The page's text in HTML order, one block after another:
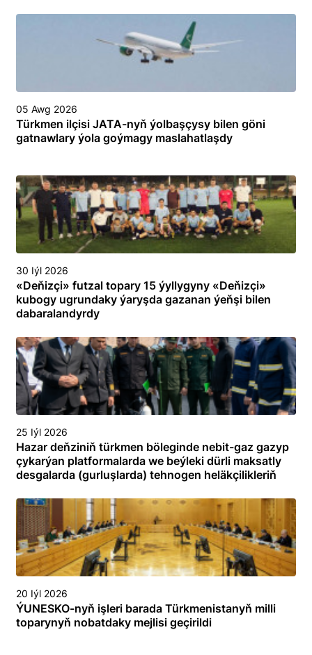
05 Awg 2026
Türkmen ilçisi JATA-nyň ýolbaşçysy bilen göni
gatnawlary ýola goýmagy maslahatlaşdy
30 Iýl 2026
«Deňizçi» futzal topary 15 ýyllygyny «Deňizçi»
kubogy ugrundaky ýaryşda gazanan ýeňşi bilen
dabaralandyrdy
25 Iýl 2026
Hazar deňziniň türkmen böleginde nebit-gaz gazyp
çykarýan platformalarda we beýleki dürli maksatly
desgalarda (gurluşlarda) tehnogen heläkçilikleriň
toplumlaýyn türgenleşik okuwy
20 Iýl 2026
ÝUNESKO-nyň işleri barada Türkmenistanyň milli
toparynyň nobatdaky mejlisi geçirildi